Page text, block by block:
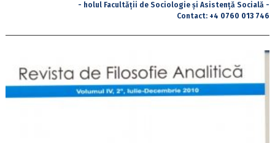
- holul Facultății de Sociologie și Asistență Socială -
Contact: +4 0760 013 746